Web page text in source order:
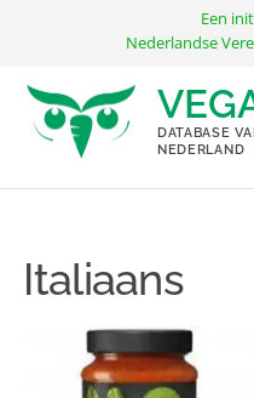
inhoud
Een
Nederlandse
DATABASE
NEDERLAND
Italiaans